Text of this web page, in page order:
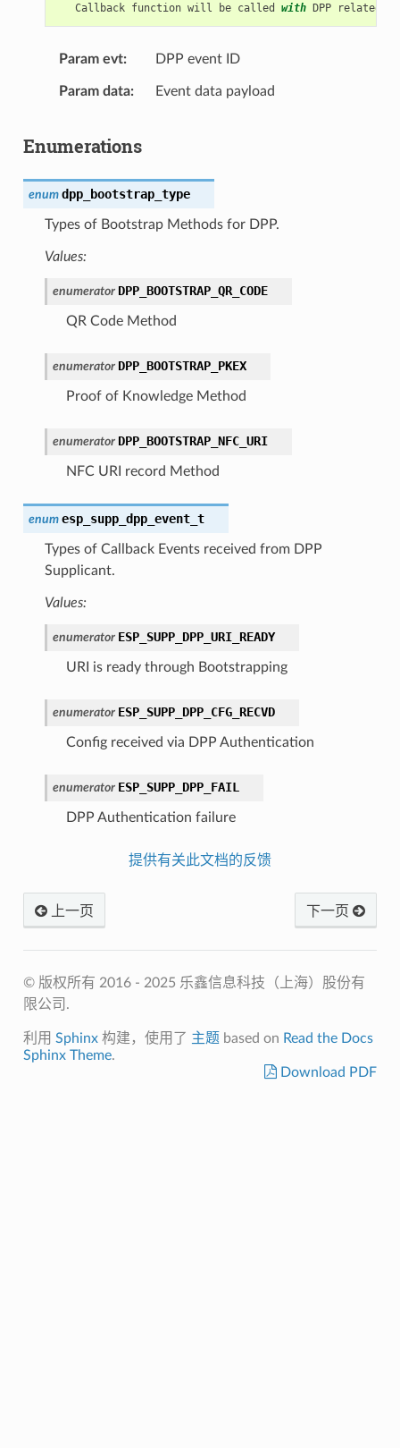
Callback function will be called with DPP related
Param evt DPP event ID
Param data Event data payload
Enumerations
enum dpp_bootstrap_type
Types of Bootstrap Methods for DPP.
Values:
enumerator DPP_BOOTSTRAP_QR_CODE
QR Code Method
enumerator DPP_BOOTSTRAP_PKEX
Proof of Knowledge Method
enumerator DPP_BOOTSTRAP_NFC_URI
NFC URI record Method
enum esp_supp_dpp_event_t
Types of Callback Events received from DPP
Supplicant.
Values:
enumerator ESP_SUPP_DPP_URI_READY
URI is ready through Bootstrapping
enumerator ESP_SUPP_DPP_CFG_RECVD
Config received via DPP Authentication
enumerator ESP_SUPP_DPP_FAIL
DPP Authentication failure
提供有关此文档的反馈
上一页 下一页
© 版权所有 2016 - 2025 乐鑫信息科技（上海）股份有
限公司.
利用 Sphinx构建，使用了 主题 based on Read the Docs
Sphinx Theme.
Download PDF